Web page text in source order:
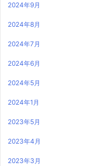
2024年9月
2024年8月
2024年7月
2024年6月
2024年5月
2024年1月
2023年5月
2023年4月
2023年3月